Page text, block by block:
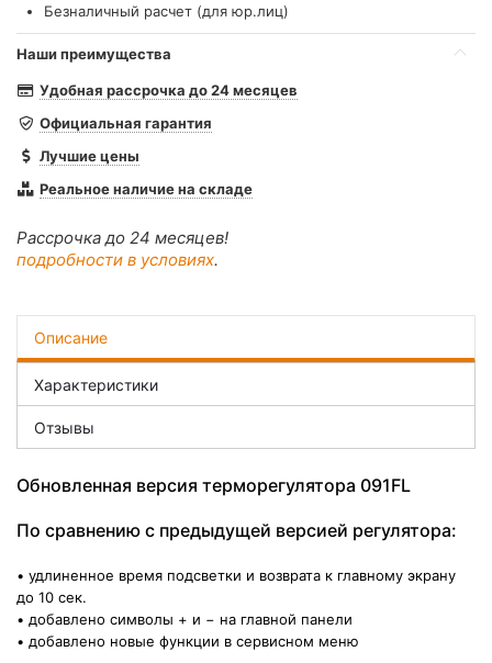
Безналичный расчет (для юр.лиц)
Наши преимущества
Удобная рассрочка до 24 месяцев
Официальная гарантия
Лучшие цены
Реальное наличие на складе
Рассрочка до 24 месяцев!
подробности в условиях.
Описание
Характеристики
Отзывы
Обновленная версия терморегулятора 091FL
По сравнению с предыдущей версией регулятора:
• удлиненное время подсветки и возврата к главному экрану
до 10 сек.
• добавлено символы + и − на главной панели
• добавлено новые функции в сервисном меню